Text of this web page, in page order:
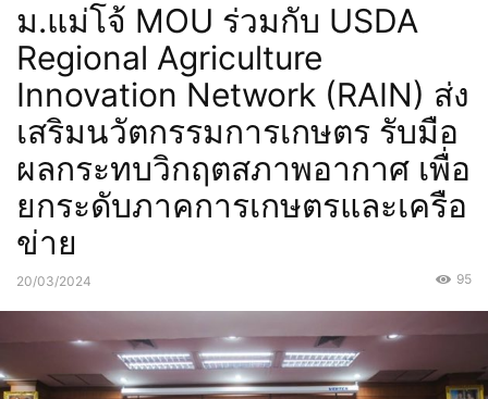
ม.แม่โจ้ MOU ร่วมกับ USDA
Regional Agriculture
Innovation Network (RAIN) ส่ง
เสริมนวัตกรรมการเกษตร รับมือ
ผลกระทบวิกฤตสภาพอากาศ เพื่อ
ยกระดับภาคการเกษตรและเครือ
ข่าย
20/03/2024 95